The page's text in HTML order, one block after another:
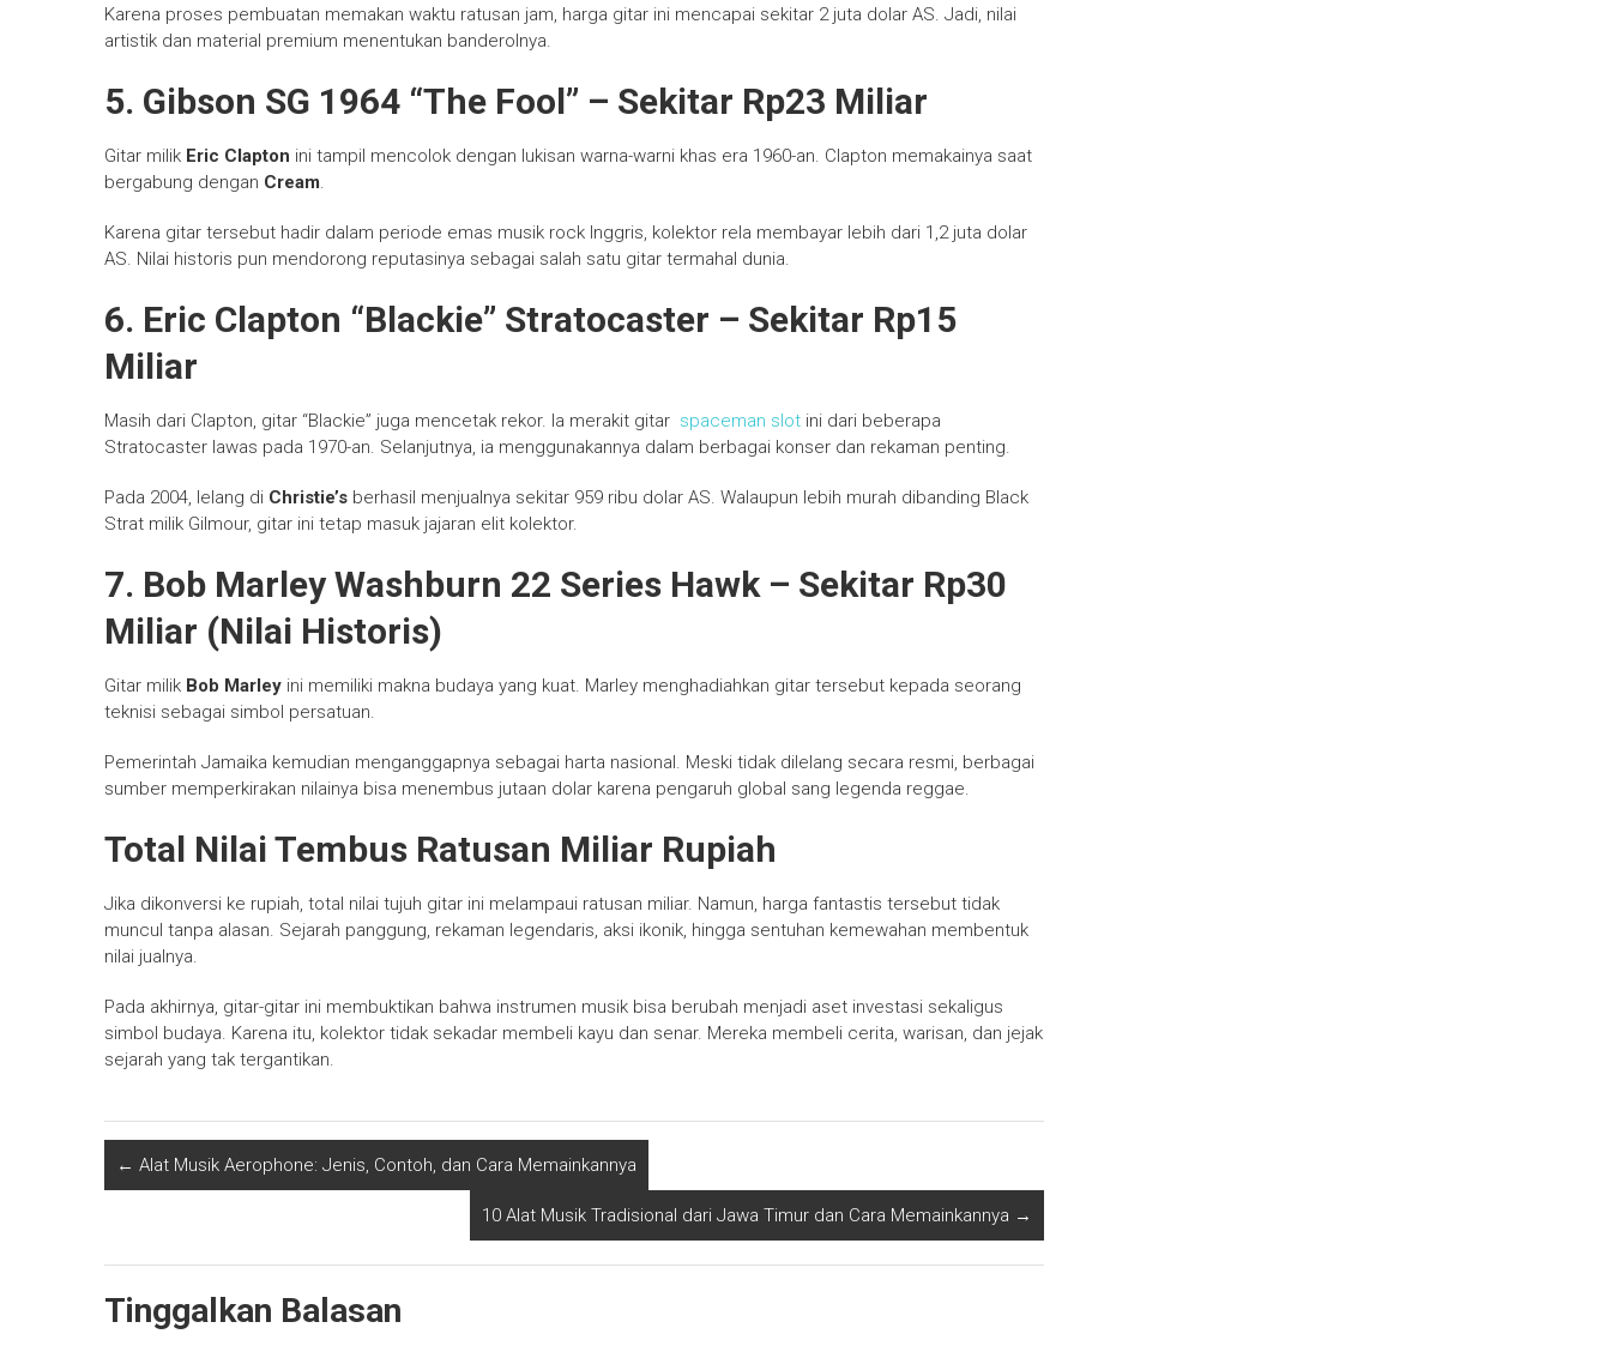
Karena proses pembuatan memakan waktu ratusan jam, harga gitar ini mencapai sekitar 2 juta dolar AS. Jadi, nilai
artistik dan material premium menentukan banderolnya.
5. Gibson SG 1964 “The Fool” – Sekitar Rp23 Miliar
Gitar milik Eric Clapton ini tampil mencolok dengan lukisan warna-warni khas era 1960-an. Clapton memakainya saat
bergabung dengan Cream.
Karena gitar tersebut hadir dalam periode emas musik rock Inggris, kolektor rela membayar lebih dari 1,2 juta dolar
AS. Nilai historis pun mendorong reputasinya sebagai salah satu gitar termahal dunia.
6. Eric Clapton “Blackie” Stratocaster – Sekitar Rp15
Miliar
Masih dari Clapton, gitar “Blackie” juga mencetak rekor. Ia merakit gitar spaceman slot ini dari beberapa
Stratocaster lawas pada 1970-an. Selanjutnya, ia menggunakannya dalam berbagai konser dan rekaman penting.
Pada 2004, lelang di Christie’s berhasil menjualnya sekitar 959 ribu dolar AS. Walaupun lebih murah dibanding Black
Strat milik Gilmour, gitar ini tetap masuk jajaran elit kolektor.
7. Bob Marley Washburn 22 Series Hawk – Sekitar Rp30
Miliar (Nilai Historis)
Gitar milik Bob Marley ini memiliki makna budaya yang kuat. Marley menghadiahkan gitar tersebut kepada seorang
teknisi sebagai simbol persatuan.
Pemerintah Jamaika kemudian menganggapnya sebagai harta nasional. Meski tidak dilelang secara resmi, berbagai
sumber memperkirakan nilainya bisa menembus jutaan dolar karena pengaruh global sang legenda reggae.
Total Nilai Tembus Ratusan Miliar Rupiah
Jika dikonversi ke rupiah, total nilai tujuh gitar ini melampaui ratusan miliar. Namun, harga fantastis tersebut tidak
muncul tanpa alasan. Sejarah panggung, rekaman legendaris, aksi ikonik, hingga sentuhan kemewahan membentuk
nilai jualnya.
Pada akhirnya, gitar-gitar ini membuktikan bahwa instrumen musik bisa berubah menjadi aset investasi sekaligus
simbol budaya. Karena itu, kolektor tidak sekadar membeli kayu dan senar. Mereka membeli cerita, warisan, dan jejak
sejarah yang tak tergantikan.
← Alat Musik Aerophone: Jenis, Contoh, dan Cara Memainkannya
10 Alat Musik Tradisional dari Jawa Timur dan Cara Memainkannya →
Tinggalkan Balasan